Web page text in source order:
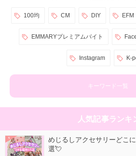
100均 CM DIY EFM
EMMARYプレミアムバイト
Instagram K-
キーワード一覧
人気記事ランキ
めじるしアクセサリーどこ
選💘